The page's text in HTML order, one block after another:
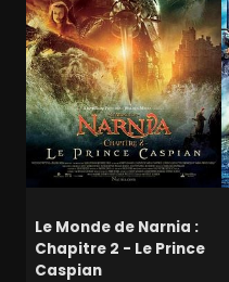
Le Monde de Narnia :
Chapitre 2 - Le Prince
Caspian